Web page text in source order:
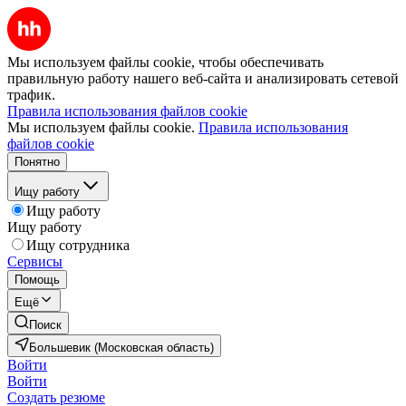
Мы используем файлы cookie, чтобы обеспечивать
правильную работу нашего веб-сайта и анализировать сетевой
трафик.
Правила использования файлов cookie
Мы используем файлы cookie. Правила использования
файлов cookie
Понятно
Ищу работу
Ищу работу
Ищу работу
Ищу сотрудника
Сервисы
Помощь
Ещё
Поиск
Большевик (Московская область)
Войти
Войти
Создать резюме